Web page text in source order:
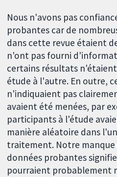
Nous n'avons pas
probantes car de
dans cette revue étaient
n'ont pas fourni
certains résultats
étude à l'autre. En outre,
n'indiquaient pas
avaient été menées, par
participants à l'étude
manière aléatoire dans
traitement. Notre manque
données probantes
pourraient probablement